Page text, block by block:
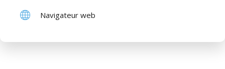
Navigateur web